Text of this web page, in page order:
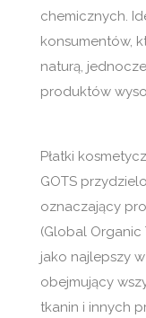
chemicznych.
konsumentów,
naturą,
produktów
Płatki
GOTS
oznaczający
(Global Organic
jako najlepszy
obejmujący
tkanin i innych